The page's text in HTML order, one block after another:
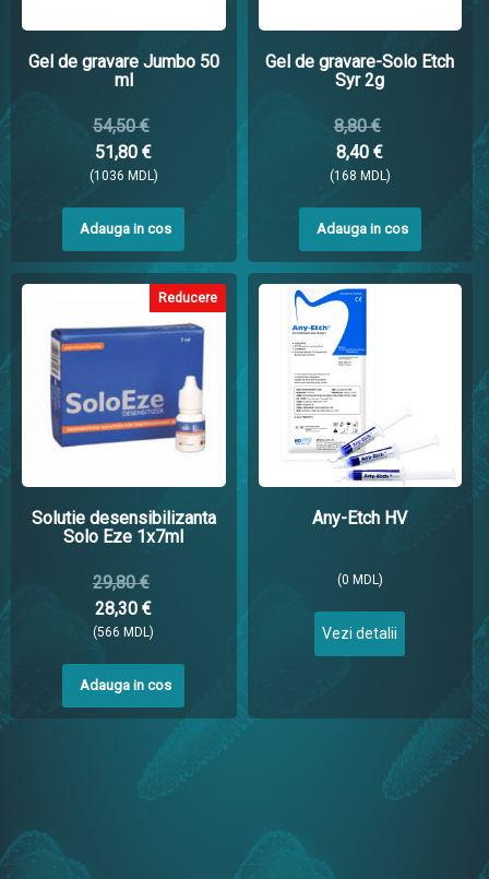
Gel de gravare Jumbo 50
ml
54,50 €
51,80 €
(1036 MDL)
Adauga in cos
Gel de gravare-Solo Etch
Syr 2g
8,80 €
8,40 €
(168 MDL)
Adauga in cos
Reducere
Solutie desensibilizanta
Solo Eze 1x7ml
29,80 €
28,30 €
(566 MDL)
Adauga in cos
Any-Etch HV
(0 MDL)
Vezi detalii